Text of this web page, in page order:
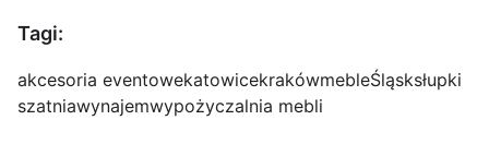
Tagi:
akcesoria eventowekatowicekrakówmebleŚląsksłupki
szatniawynajemwypożyczalnia mebli